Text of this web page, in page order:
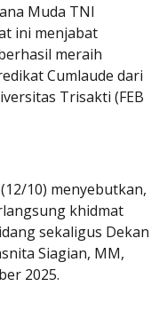
Muda TNI
ini menjabat
meraih
Cumlaude dari
Trisakti (FEB
10) menyebutkan,
khidmat
sekaligus Dekan
Siagian, MM,
2025.